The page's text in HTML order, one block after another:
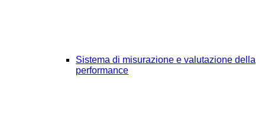
Sistema di misurazione e valutazione della
performance